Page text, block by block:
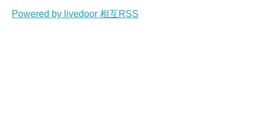
Powered by livedoor 相互RSS